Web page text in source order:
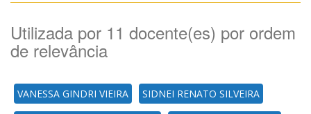
Utilizada por 11 docente(es) por ordem
de relevância
VANESSA GINDRI VIEIRA SIDNEI RENATO SILVEIRA